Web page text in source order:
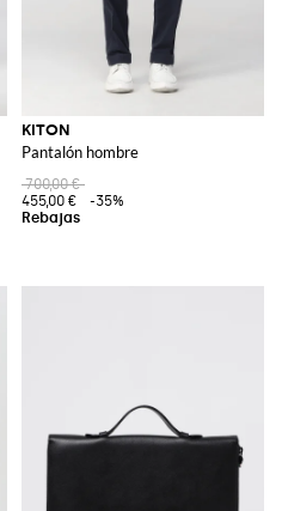
KITON
Pantalón hombre
700,00 €
455,00 €
-35%